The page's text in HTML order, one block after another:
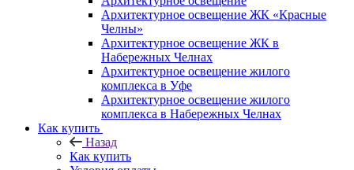
Архитектурное освещение ЖК «Красные
Челны»
Архитектурное освещение ЖК в
Набережных Челнах
Архитектурное освещение жилого
комплекса в Уфе
Архитектурное освещение жилого
комплекса в Набережных Челнах
Как купить
Назад
Как купить